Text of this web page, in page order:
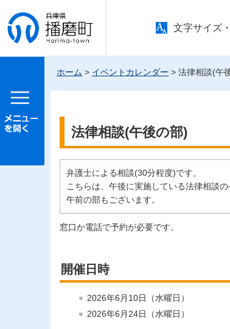
兵庫県 播
磨町
文字サイズ
メニュー
ホーム > イベントカレンダー > 法律相談(午
法律相談(午後の部)
弁護士による相談(30分程度)です。
こちらは、午後に実施している法律相談の
午前の部もございます。
窓口か電話で予約が必要です。
開催日時
2026年6月10日（水曜日）
2026年6月24日（水曜日）